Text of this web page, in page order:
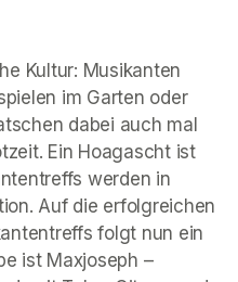
Kultur: Musikanten
im Garten oder
dabei auch mal
Ein Hoagascht ist
werden in
Auf die erfolgreichen
folgt nun ein
ist Maxjoseph –